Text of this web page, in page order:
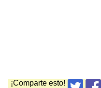
¡Comparte esto!